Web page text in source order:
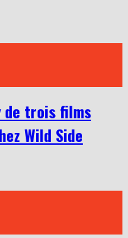
de trois films
Wild Side